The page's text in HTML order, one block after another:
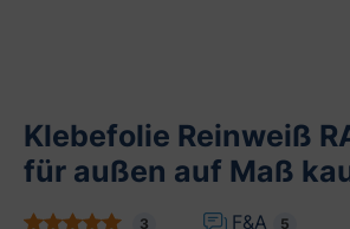
Klebefolie Reinweiß
für außen auf Maß
3 F&A 5